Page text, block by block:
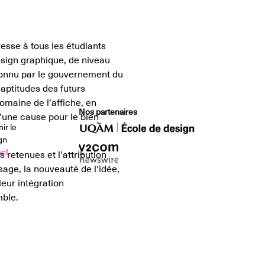
à tous les étudiants
graphique, de niveau
par le gouvernement du
des futurs
de l’affiche, en
cause pour le bien
retenues et l’attribution
la nouveauté de l’idée,
intégration
le
Nos partenaires